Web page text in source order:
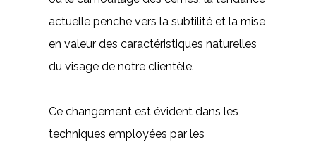
actuelle penche vers la subtilité et la mise
en valeur des caractéristiques naturelles
du visage de notre clientèle.
Ce changement est évident dans les
techniques employées par les